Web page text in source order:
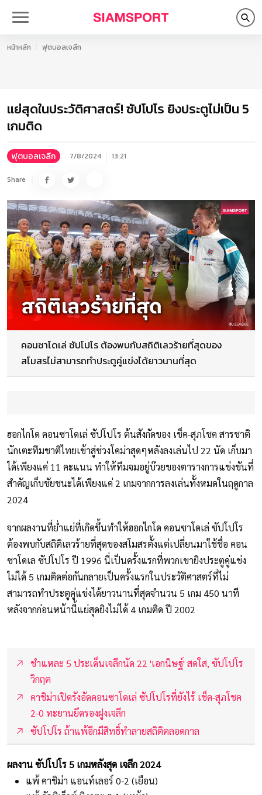
หน้าหลัก ฟุตบอลเจลีก
แย่สุดในประวัติศาสตร์! ซัปโปโร ยิงประตูไม่เป็น 5
เกมติด
ฟุตบอลเจลีก 7/8/2024 13:21
Share
คอนซาโดเล่ ซัปโปโร ต้องพบกับสถิติเลวร้ายที่สุดของ
สโมสรไม่สามารถทำประตูคู่แข่งได้ยาวนานที่สุด
ฮอกไกโด คอนซาโดเล่ ซัปโปโร ต้นสังกัดของ เช็ค-สุภโชค สารชาติ
นักเตะทีมชาติไทยเข้าสู่ช่วงโคม่าสุดๆหลังลงเล่นไป 22 นัด เก็บมา
ได้เพียงแค่ 11 คะแนน ทำให้ทีมจมอยู่บ๊วยของตารางการแข่งขันที่
สำคัญเก็บชัยชนะได้เพียงแค่ 2 เกมจากการลงเล่นทั้งหมดในฤดูกาล
2024
จากผลงานที่ย่ำแย่ที่เกิดขึ้นทำให้ฮอกไกโด คอนซาโดเล่ ซัปโปโร
ต้องพบกับสถิติเลวร้ายที่สุดของสโมสรตั้งแต่เปลี่ยนมาใช้ชื่อ คอน
ซาโดเล ซัปโปโร ปี 1996 นี่เป็นครั้งแรกที่พวกเขายิงประตูคู่แข่ง
ไม่ได้ 5 เกมติดต่อกันกลายเป็นครั้งแรกในประวัติศาสตร์ที่ไม่
สามารถทำประตูคู่แข่งได้ยาวนานที่สุดจำนวน 5 เกม 450 นาที
หลังจากก่อนหน้านี้แย่สุดยิงไม่ได้ 4 เกมติด ปี 2002
ชำแหละ 5 ประเด็นเจลีกนัด 22 'เอกนิษฐ์' สดใส, ซัปโปโร
วิกฤต
คาชิม่าเปิดรังอัดคอนซาโดเล่ ซัปโปโรที่ยังไร้ เช็ค-สุภโชค
2-0 ทะยานยึดรองฝูงเจลีก
ซัปโปโร ถ้าแพ้อีกมีสิทธิ์ทำลายสถิติตลอดกาล
ผลงาน ซัปโปโร 5 เกมหลังสุด เจลีก 2024
แพ้ คาชิม่า แอนท์เลอร์ 0-2 (เยือน)